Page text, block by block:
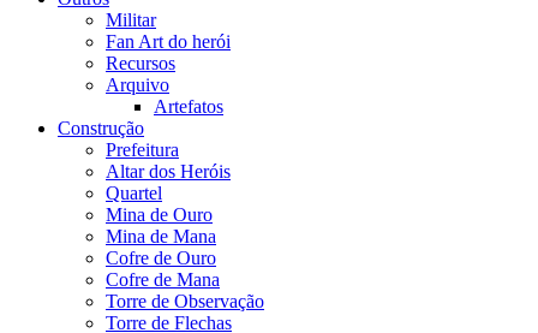
Militar
Fan Art do herói
Recursos
Arquivo
Artefatos
Construção
Prefeitura
Altar dos Heróis
Quartel
Mina de Ouro
Mina de Mana
Cofre de Ouro
Cofre de Mana
Torre de Observação
Torre de Flechas